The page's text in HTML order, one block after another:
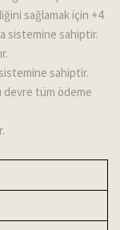
sağlamak için +4
sistemine sahiptir.
sahiptir.
devre tüm ödeme